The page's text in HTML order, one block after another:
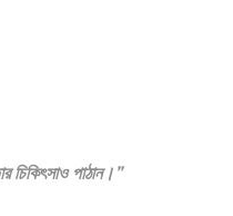
চিকিৎসাও পাঠান।”